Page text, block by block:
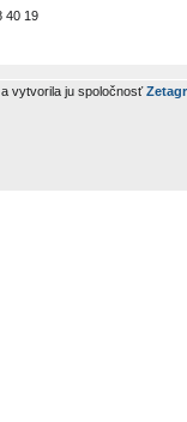
40 19
vytvorila ju spoločnosť